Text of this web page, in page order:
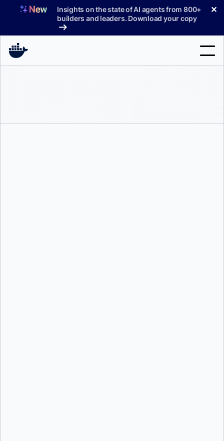
へ
Insights on the state of AI agents from 800+
builders and leaders. Download your copy
✕
サポート